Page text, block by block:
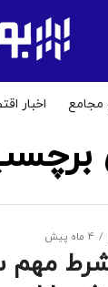
مجامع اخبار
4 ماه پیش
مهم